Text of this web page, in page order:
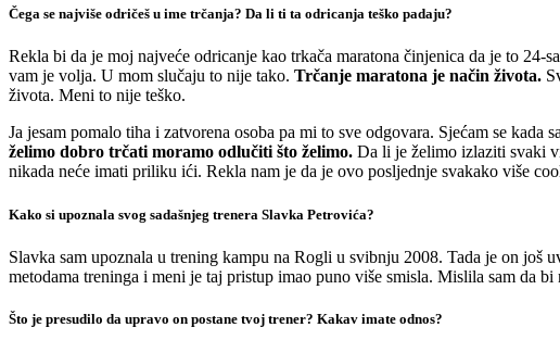
Čega se najviše odričeš u ime trčanja? Da li ti ta odricanja teško padaju?
Rekla bi da je moj najveće odricanje kao trkača maratona činjenica da je to 24-
vam je volja. U mom slučaju to nije tako. Trčanje maratona je način života.
života. Meni to nije teško.
Ja jesam pomalo tiha i zatvorena osoba pa mi to sve odgovara. Sjećam se
želimo dobro trčati moramo odlučiti što želimo. Da li je želimo izlaziti svaki
nikada neće imati priliku ići. Rekla nam je da je ovo posljednje svakako više
Kako si upoznala svog sadašnjeg trenera Slavka Petrovića?
Slavka sam upoznala u trening kampu na Rogli u svibnju 2008. Tada je on još
metodama treninga i meni je taj pristup imao puno više smisla. Mislila sam da
Što je presudilo da upravo on postane tvoj trener? Kakav imate odnos?